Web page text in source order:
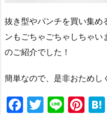
抜き型やパンチを買い集め
ンもごちゃごちゃしちゃ
のご紹介でした！
簡単なので、是非おためし
F
T
Li Pi